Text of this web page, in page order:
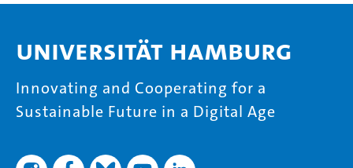
Universität Hamburg
Innovating and Cooperating for a
Sustainable Future in a Digital Age